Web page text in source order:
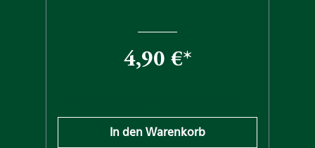
4,90 €*
In den Warenkorb